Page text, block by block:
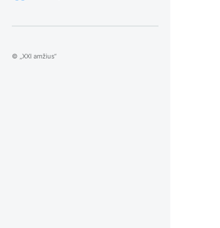
© „XXI amžius“